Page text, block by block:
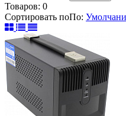
Товаров: 0
Сортировать поПо: